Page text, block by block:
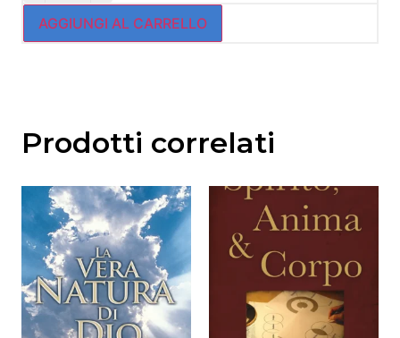
AGGIUNGI AL CARRELLO
Prodotti correlati